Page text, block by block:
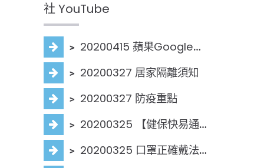
社 YouTube
﹥ 20200415 蘋果Google合作抗疫
﹥ 20200327 居家隔離須知
﹥ 20200327 防疫重點
﹥ 20200325 【健保快易通APP】快速認證操作教學
﹥ 20200325 口罩正確戴法圖解！